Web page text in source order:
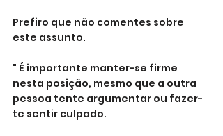
Prefiro que não comentes sobre
este assunto.
" É importante manter-se firme
nesta posição, mesmo que a outra
pessoa tente argumentar ou fazer-
te sentir culpado.